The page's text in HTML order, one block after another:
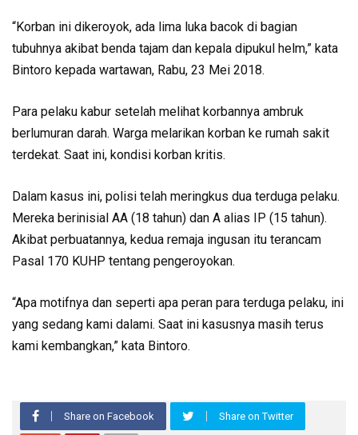
“Korban ini dikeroyok, ada lima luka bacok di bagian
tubuhnya akibat benda tajam dan kepala dipukul helm,” kata
Bintoro kepada wartawan, Rabu, 23 Mei 2018.
Para pelaku kabur setelah melihat korbannya ambruk
berlumuran darah. Warga melarikan korban ke rumah sakit
terdekat. Saat ini, kondisi korban kritis.
Dalam kasus ini, polisi telah meringkus dua terduga pelaku.
Mereka berinisial AA (18 tahun) dan A alias IP (15 tahun).
Akibat perbuatannya, kedua remaja ingusan itu terancam
Pasal 170 KUHP tentang pengeroyokan.
“Apa motifnya dan seperti apa peran para terduga pelaku, ini
yang sedang kami dalami. Saat ini kasusnya masih terus
kami kembangkan,” kata Bintoro.
Share on Facebook Share on Twitter